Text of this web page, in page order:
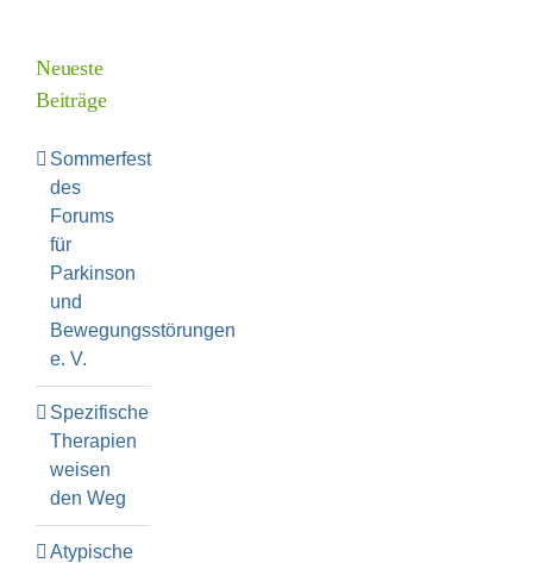
Neueste
Beiträge
Sommerfest
des
Forums
für
Parkinson
und
Bewegungsstörungen
e. V.
Spezifische
Therapien
weisen
den Weg
Atypische